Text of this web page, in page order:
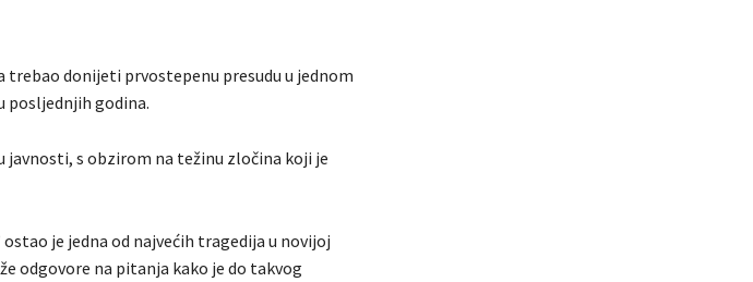
trebao donijeti prvostepenu presudu u jednom
posljednjih godina.
javnosti, s obzirom na težinu zločina koji je
je jedna od najvećih tragedija u novijoj
odgovore na pitanja kako je do takvog